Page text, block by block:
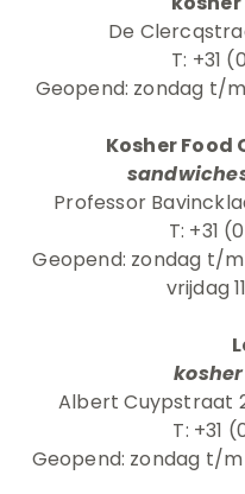
De
T: +31
Geopend: zondag t/
Kosher
Professor
T: +31
Geopend: zondag t/m
vrijdag
Albert Cuypstraat
T: +31
Geopend: zondag t/